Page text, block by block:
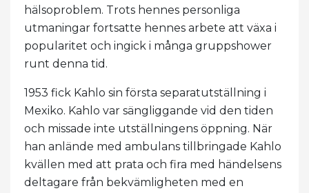
hälsoproblem. Trots hennes personliga
utmaningar fortsatte hennes arbete att växa i
popularitet och ingick i många gruppshower
runt denna tid.
1953 fick Kahlo sin första separatutställning i
Mexiko. Kahlo var sängliggande vid den tiden
och missade inte utställningens öppning. När
han anlände med ambulans tillbringade Kahlo
kvällen med att prata och fira med händelsens
deltagare från bekvämligheten med en